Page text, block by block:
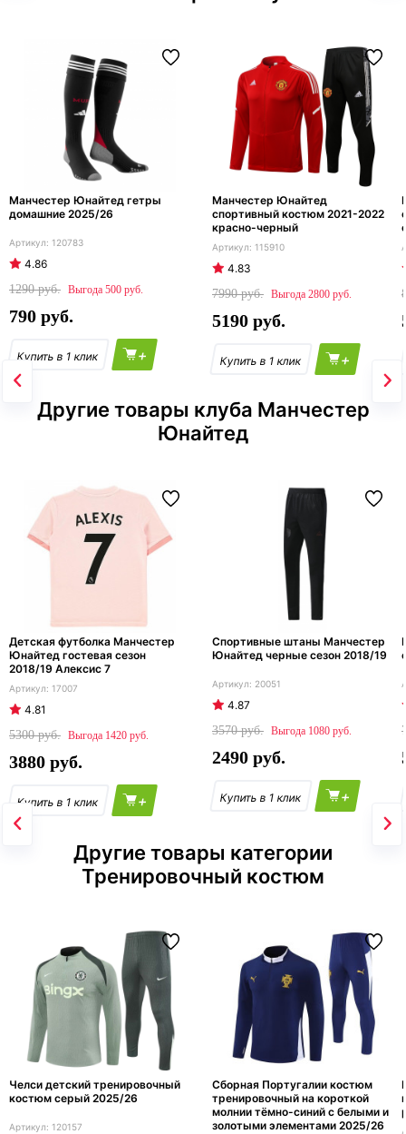
Манчестер Юнайтед гетры
домашние 2025/26
120783
4.86
1290
500
790
+
Манчестер Юнайтед
спортивный костюм 2021-2022
красно-черный
115910
4.83
7990
2800
5190
+
Другие товары клуба Манчестер
Юнайтед
Детская футболка Манчестер
Юнайтед гостевая сезон
2018/19 Алексис 7
17007
4.81
5300
1420
3880
+
Спортивные штаны Манчестер
Юнайтед черные сезон 2018/19
20051
4.87
3570
1080
2490
+
Другие товары категории
Тренировочный костюм
Челси детский тренировочный
костюм серый 2025/26
120157
Сборная Португалии костюм
тренировочный на короткой
молнии тёмно-синий с белыми и
золотыми элементами 2025/26